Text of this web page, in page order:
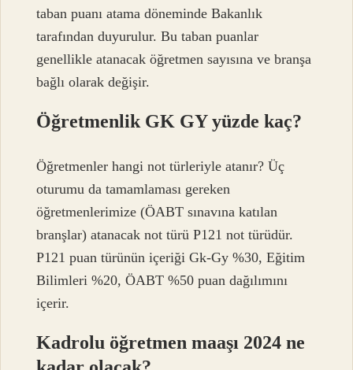
taban puanı atama döneminde Bakanlık
tarafından duyurulur. Bu taban puanlar
genellikle atanacak öğretmen sayısına ve branşa
bağlı olarak değişir.
Öğretmenlik GK GY yüzde kaç?
Öğretmenler hangi not türleriyle atanır? Üç
oturumu da tamamlaması gereken
öğretmenlerimize (ÖABT sınavına katılan
branşlar) atanacak not türü P121 not türüdür.
P121 puan türünün içeriği Gk-Gy %30, Eğitim
Bilimleri %20, ÖABT %50 puan dağılımını
içerir.
Kadrolu öğretmen maaşı 2024 ne